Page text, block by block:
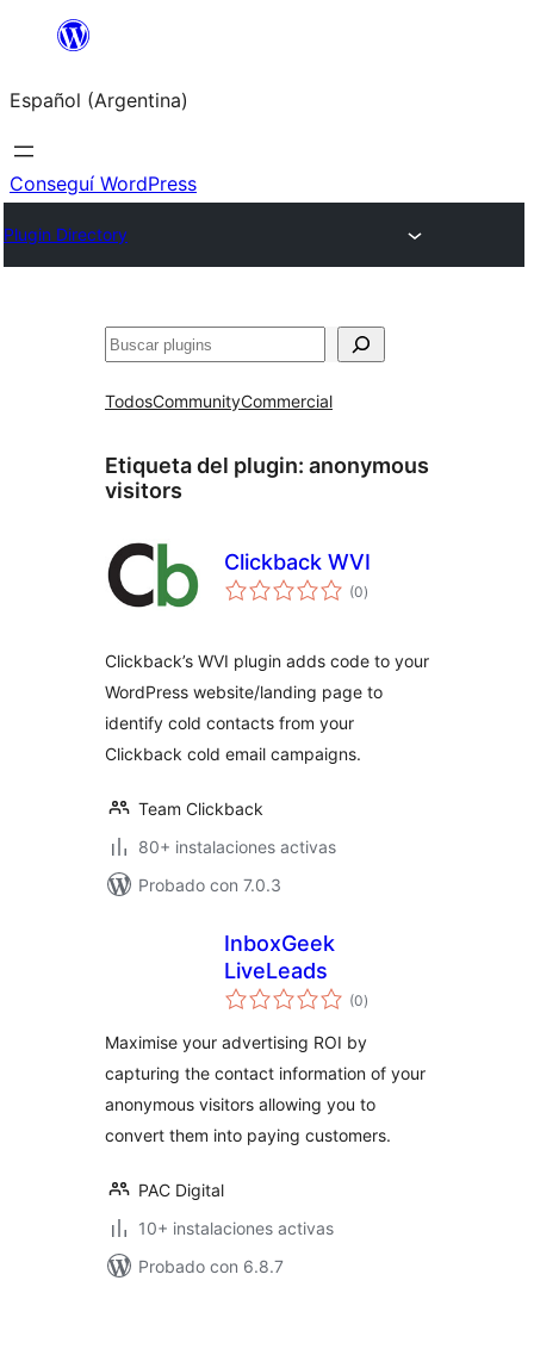
Saltar
contenido
Español (Argentina)
Conseguí WordPress
Plugin Directory
Buscar
TodosCommunityCommercial
Etiqueta del plugin: anonymous
visitors
Clickback WVI
(0total
de
)
Clickback’s WVI plugin adds code to your
WordPress website/landing page to
identify cold contacts from your
Clickback cold email campaigns.
Team Clickback
80+ instalaciones activas
Probado con 7.0.3
InboxGeek
LiveLeads
(0total
de
)
Maximise your advertising ROI by
capturing the contact information of your
anonymous visitors allowing you to
convert them into paying customers.
PAC Digital
10+ instalaciones activas
Probado con 6.8.7